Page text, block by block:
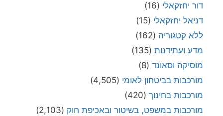
דור יחזקאלי (16)
דניאל יחזקאלי (15)
ללא קטגוריה (162)
מדע ועתידנות (135)
מוסיקה וסאונד (8)
מורכבות בביטחון לאומי (4,505)
מורכבות בחינוך (420)
מורכבות במשפט, בשיטור ובאכיפת חוק (2,103)